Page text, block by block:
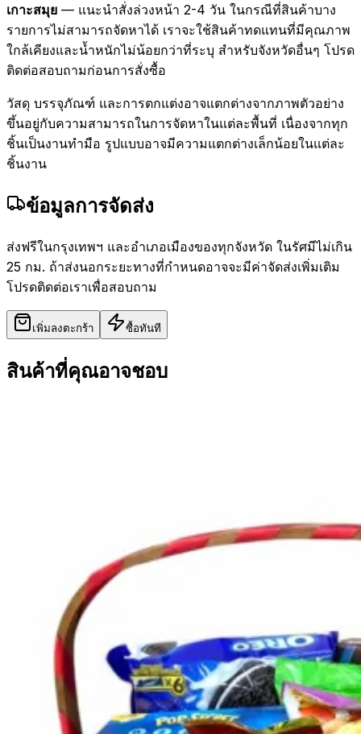
เกาะสมุย — แนะนำสั่งล่วงหน้า 2-4 วัน ในกรณีที่สินค้าบาง
รายการไม่สามารถจัดหาได้ เราจะใช้สินค้าทดแทนที่มีคุณภาพ
ใกล้เคียงและน้ำหนักไม่น้อยกว่าที่ระบุ สำหรับจังหวัดอื่นๆ โปรด
ติดต่อสอบถามก่อนการสั่งซื้อ
วัสดุ บรรจุภัณฑ์ และการตกแต่งอาจแตกต่างจากภาพตัวอย่าง
ขึ้นอยู่กับความสามารถในการจัดหาในแต่ละพื้นที่ เนื่องจากทุก
ชิ้นเป็นงานทำมือ รูปแบบอาจมีความแตกต่างเล็กน้อยในแต่ละ
ชิ้นงาน
ข้อมูลการจัดส่ง
ส่งฟรีในกรุงเทพฯ และอำเภอเมืองของทุกจังหวัด ในรัศมีไม่เกิน
25 กม. ถ้าส่งนอกระยะทางที่กำหนดอาจจะมีค่าจัดส่งเพิ่มเติม
โปรดติดต่อเราเพื่อสอบถาม
เพิ่มลงตะกร้า ซื้อทันที
สินค้าที่คุณอาจชอบ